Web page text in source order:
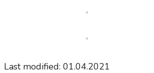
Last modified: 01.04.2021